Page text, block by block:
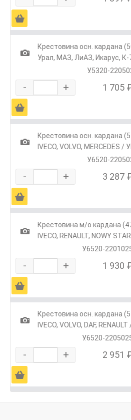
Ä
1
Крестовина осн. кардана
Урал, МАЗ, ЛиАЗ, Икарус,
У.5320-
- + 1 705
Ä
1
Крестовина осн. кардана
IVECO, VOLVO, MERCEDES /
У.6520-
- + 3 287
Ä
1
Крестовина м/о кардана
IVECO, RENAULT, NOWY
У.6520-
- + 1 930
Ä
1
Крестовина осн. кардана
IVECO, VOLVO, DAF,
У.6520-
- + 2 951
Ä